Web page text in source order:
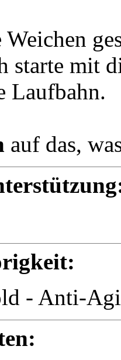
starte mit
Laufbahn.
auf das,
- Anti-